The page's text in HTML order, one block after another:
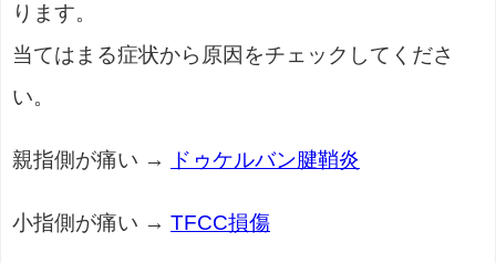
ります。
当てはまる症状から原因をチェックしてくださ
い。
親指側が痛い → ドゥケルバン腱鞘炎
小指側が痛い → TFCC損傷